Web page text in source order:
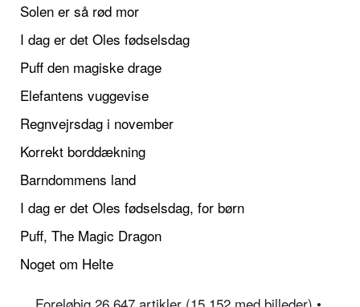
Solen er så rød mor
I dag er det Oles fødselsdag
Puff den magiske drage
Elefantens vuggevise
Regnvejrsdag i november
Korrekt borddækning
Barndommens land
I dag er det Oles fødselsdag, for børn
Puff, The Magic Dragon
Noget om Helte